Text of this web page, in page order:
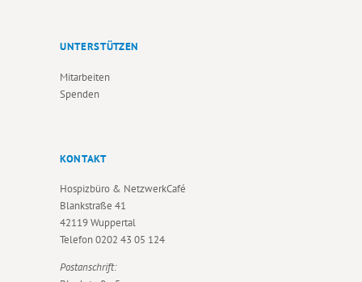
UNTERSTÜTZEN
Mitarbeiten
Spenden
KONTAKT
Hospizbüro & NetzwerkCafé
Blankstraße 41
42119 Wuppertal
Telefon0202 43 05 124
Postanschrift: